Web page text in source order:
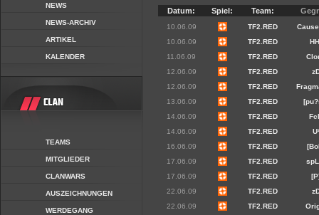
NEWS
NEWS-ARCHIV
ARTIKEL
KALENDER
TEAMS
MITGLIEDER
CLANWARS
AUSZEICHNUNGEN
WERDEGANG
Datum: Spiel: Team:
10.06.09 TF2.RED
10.06.09
TF2.RED
11.06.09
TF2.RED
12.06.09
TF2.RED
12.06.09
TF2.RED
13.06.09
TF2.RED
14.06.09
TF2.RED
14.06.09
TF2.RED
U²
16.06.09
TF2.RED
17.06.09
TF2.RED
17.06.09
TF2.RED
22.06.09
TF2.RED
22.06.09
TF2.RED